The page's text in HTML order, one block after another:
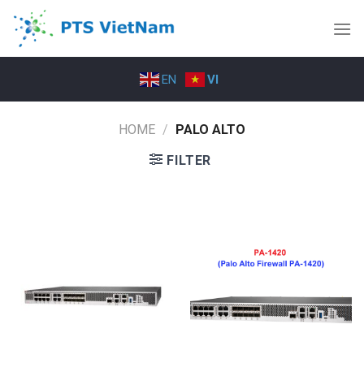
content
EN VI
HOME / PALO ALTO
FILTER